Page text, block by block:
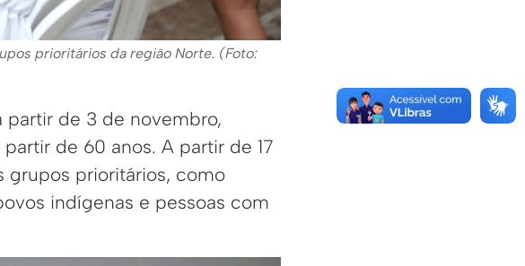
prioritários da região Norte. (Foto:
partir de 3 de novembro,
de 60 anos. A partir de 17
grupos prioritários, como
indígenas e pessoas com